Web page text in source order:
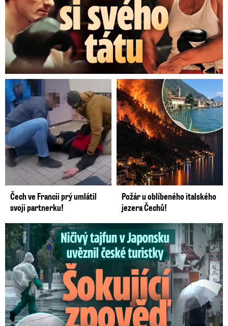
Čech ve Francii prý umlátil
svoji partnerku!
Požár u oblíbeného italského
jezera Čechů!
Ničivý tajfun uvěznil české turistky: Šokující zpověď